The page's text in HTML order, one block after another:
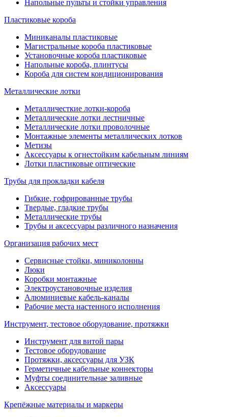
Напольные пульты и стойки управления
Пластиковые короба
Миниканалы пластиковые
Магистральные короба пластиковые
Установочные короба пластиковые
Напольные короба, плинтусы
Короба для систем кондиционирования
Металлические лотки
Металличесткие лотки-короба
Металлические лотки лестничные
Металлические лотки проволочные
Монтажные элементы металлических лотков
Метизы
Аксессуары к огнестойким кабельным линиям
Лотки пластиковые оптические
Трубы для прокладки кабеля
Гибкие, гофрированные трубы
Твердые, гладкие трубы
Металлические трубы
Трубы и аксессуары различного назначения
Организация рабочих мест
Сервисные стойки, миниколонны
Люки
Коробки монтажные
Электроустановочные изделия
Алюминиевые кабель-каналы
Рабочие места настенного исполнения
Инструмент, тестовое оборудование, протяжки
Инструмент для витой пары
Тестовое оборудование
Протяжки, аксессуары для УЗК
Герметичные кабельные коннекторы
Муфты соединительнае заливные
Аксессуары
Крепёжные материалы и маркеры